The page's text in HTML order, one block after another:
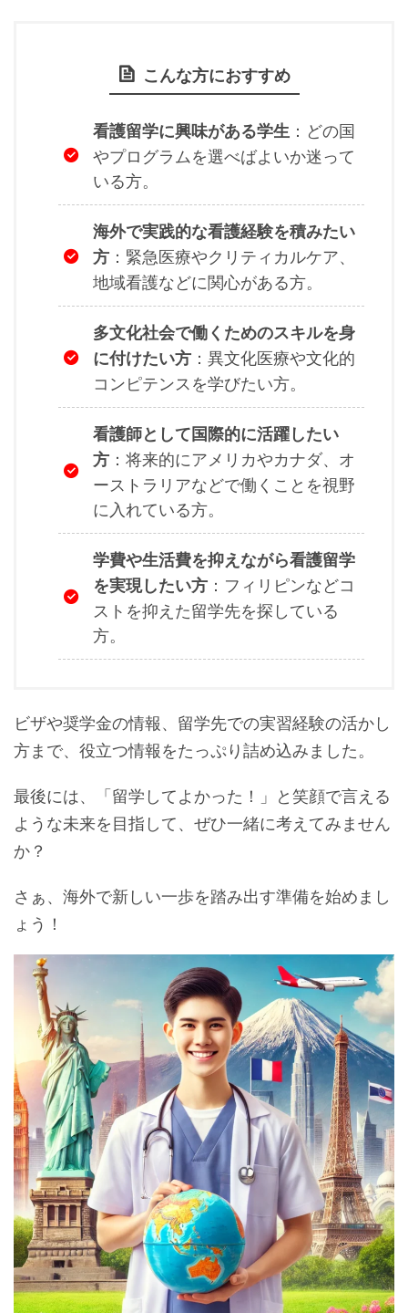
こんな方におすすめ
看護留学に興味がある学生 ：どの国
やプログラムを選べばよいか迷って
いる方。
海外で実践的な看護経験を積みたい
方 ：緊急医療やクリティカルケア、
地域看護などに関心がある方。
多文化社会で働くためのスキルを身
に付けたい方 ：異文化医療や文化的
コンピテンスを学びたい方。
看護師として国際的に活躍したい
方 ：将来的にアメリカやカナダ、オ
ーストラリアなどで働くことを視野
に入れている方。
学費や生活費を抑えながら看護留学
を実現したい方 ：フィリピンなどコ
ストを抑えた留学先を探している
方。
ビザや奨学金の情報、留学先での実習経験の活かし
方まで、役立つ情報をたっぷり詰め込みました。
最後には、「留学してよかった！」と笑顔で言える
ような未来を目指して、ぜひ一緒に考えてみません
か？
さぁ、海外で新しい一歩を踏み出す準備を始めまし
ょう！